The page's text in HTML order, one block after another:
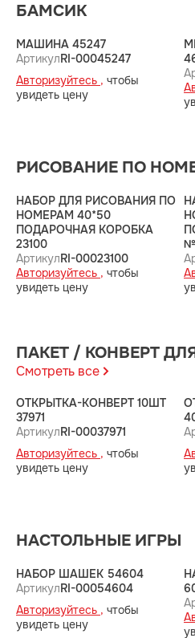
БАМСИК
МАШИНА 45247
АртикулRI-00045247
Авторизуйтесь , чтобы
увидеть цену
РИСОВАНИЕ ПО
НАБОР ДЛЯ РИСОВАНИЯ ПО
НОМЕРАМ 40*50
ПОДАРОЧНАЯ КОРОБКА
23100
АртикулRI-00023100
Авторизуйтесь , чтобы
увидеть цену
ПАКЕТ / КОНВЕРТ
Смотреть все
ОТКРЫТКА-КОНВЕРТ 10ШТ
37971
АртикулRI-00037971
Авторизуйтесь , чтобы
увидеть цену
НАСТОЛЬНЫЕ ИГРЫ
НАБОР ШАШЕК 54604
АртикулRI-00054604
Авторизуйтесь , чтобы
увидеть цену